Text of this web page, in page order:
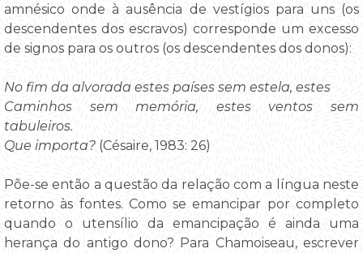
amnésico onde à ausência de vestígios para uns (os
descendentes dos escravos) corresponde um excesso
de signos para os outros (os descendentes dos donos):
No fim da alvorada estes países sem estela, estes
Caminhos sem memória, estes ventos sem
tabuleiros.
Que importa? (Césaire, 1983: 26)
Põe-se então a questão da relação com a língua neste
retorno às fontes. Como se emancipar por completo
quando o utensílio da emancipação é ainda uma
herança do antigo dono? Para Chamoiseau, escrever